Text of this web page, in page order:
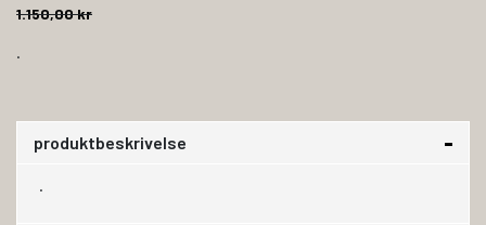
1.150,00 kr
.
produktbeskrivelse
.